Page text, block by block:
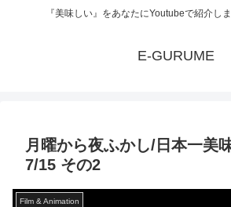
『美味しい』をあなたにYoutubeで紹介し
E-GURUME
月曜から夜ふかし/日本一美
7/15 その2
Film & Animation